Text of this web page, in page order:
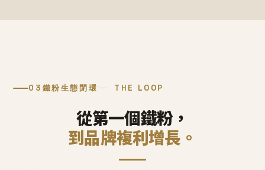
03 鐵粉生態閉環 THE LOOP
從第一個鐵粉，
到品牌複利增長。